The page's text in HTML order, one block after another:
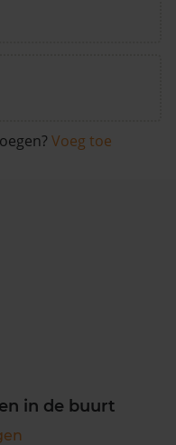
Voeg toe
in de buurt